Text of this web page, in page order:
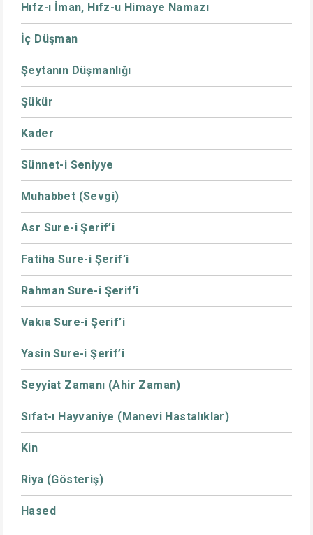
Hıfz-ı İman, Hıfz-u Himaye Namazı
İç Düşman
Şeytanın Düşmanlığı
Şükür
Kader
Sünnet-i Seniyye
Muhabbet (Sevgi)
Asr Sure-i Şerif’i
Fatiha Sure-i Şerif’i
Rahman Sure-i Şerif’i
Vakıa Sure-i Şerif’i
Yasin Sure-i Şerif’i
Seyyiat Zamanı (Ahir Zaman)
Sıfat-ı Hayvaniye (Manevi Hastalıklar)
Kin
Riya (Gösteriş)
Hased